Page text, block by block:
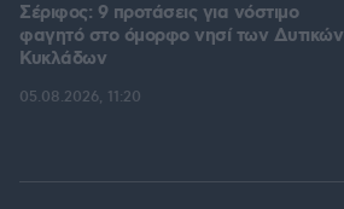
Σέριφος: 9 προτάσεις για νόστιμο
φαγητό στο όμορφο νησί των Δυτικών
Κυκλάδων
05.08.2026, 11:20